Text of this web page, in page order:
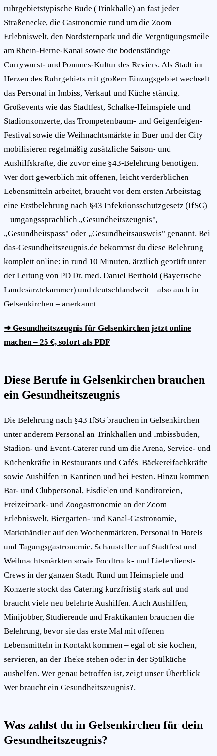
ruhrgebietstypische Bude (Trinkhalle) an fast jeder
Straßenecke, die Gastronomie rund um die Zoom
Erlebniswelt, den Nordsternpark und die Vergnügungsmeile
am Rhein-Herne-Kanal sowie die bodenständige
Currywurst- und Pommes-Kultur des Reviers. Als Stadt im
Herzen des Ruhrgebiets mit großem Einzugsgebiet wechselt
das Personal in Imbiss, Verkauf und Küche ständig.
Großevents wie das Stadtfest, Schalke-Heimspiele und
Stadionkonzerte, das Trompetenbaum- und Geigenfeigen-
Festival sowie die Weihnachtsmärkte in Buer und der City
mobilisieren regelmäßig zusätzliche Saison- und
Aushilfskräfte, die zuvor eine §43-Belehrung benötigen.
Wer dort gewerblich mit offenen, leicht verderblichen
Lebensmitteln arbeitet, braucht vor dem ersten Arbeitstag
eine Erstbelehrung nach §43 Infektionsschutzgesetz (IfSG)
– umgangssprachlich „Gesundheitszeugnis",
„Gesundheitspass" oder „Gesundheitsausweis" genannt. Bei
das-Gesundheitszeugnis.de bekommst du diese Belehrung
komplett online: in rund 10 Minuten, ärztlich geprüft unter
der Leitung von PD Dr. med. Daniel Berthold (Bayerische
Landesärztekammer) und deutschlandweit – also auch in
Gelsenkirchen – anerkannt.
➜ Gesundheitszeugnis für Gelsenkirchen jetzt online
machen – 25 €, sofort als PDF
Diese Berufe in Gelsenkirchen brauchen
ein Gesundheitszeugnis
Die Belehrung nach §43 IfSG brauchen in Gelsenkirchen
unter anderem Personal an Trinkhallen und Imbissbuden,
Stadion- und Event-Caterer rund um die Arena, Service- und
Küchenkräfte in Restaurants und Cafés, Bäckereifachkräfte
sowie Aushilfen in Kantinen und bei Festen. Hinzu kommen
Bar- und Clubpersonal, Eisdielen und Konditoreien,
Freizeitpark- und Zoogastronomie an der Zoom
Erlebniswelt, Biergarten- und Kanal-Gastronomie,
Markthändler auf den Wochenmärkten, Personal in Hotels
und Tagungsgastronomie, Schausteller auf Stadtfest und
Weihnachtsmärkten sowie Foodtruck- und Lieferdienst-
Crews in der ganzen Stadt. Rund um Heimspiele und
Konzerte stockt das Catering kurzfristig stark auf und
braucht viele neu belehrte Aushilfen. Auch Aushilfen,
Minijobber, Studierende und Praktikanten brauchen die
Belehrung, bevor sie das erste Mal mit offenen
Lebensmitteln in Kontakt kommen – egal ob sie kochen,
servieren, an der Theke stehen oder in der Spülküche
aushelfen. Wer genau betroffen ist, zeigt unser Überblick
Wer braucht ein Gesundheitszeugnis?.
Was zahlst du in Gelsenkirchen für dein
Gesundheitszeugnis?